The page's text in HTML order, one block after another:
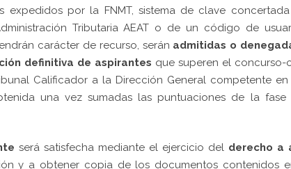
expedidos por la FNMT, sistema de clave
Tributaria AEAT o de un código de
carácter de recurso, serán admitidas o
definitiva de aspirantes que superen el
Calificador a la Dirección General competente
una vez sumadas las puntuaciones de la
será satisfecha mediante el ejercicio del derecho a
y a obtener copia de los documentos contenidos